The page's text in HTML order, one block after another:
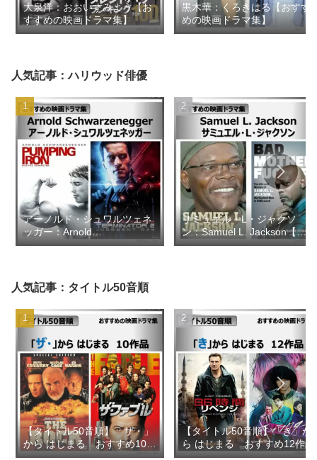
大泉洋：おおいずみよう【お
すすめの映画ドラマ集】
黒木華：くろきはる【おすす
めの映画ドラマ集】
人気記事：ハリウッド俳優
アーノルド・シュワルツェネ
ッガー：Arnold
Schwarzenegger【おすすめ
サミュエル・L・ジャクソ
ン：Samuel L. Jackson【お
すすめの映画ドラマ集】
人気記事：タイトル50音順
【タイトル50音順】「ザ・」
から はじまる おすすめ10作
品
【タイトル50音順】「き」か
ら はじまる おすすめ12作品